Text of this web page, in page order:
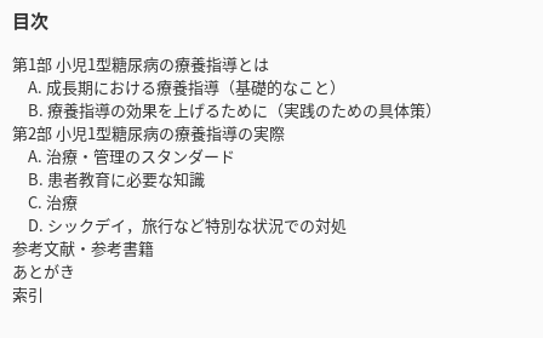
目次
第1部 小児1型糖尿病の療養指導とは
A. 成長期における療養指導（基礎的なこと）
B. 療養指導の効果を上げるために（実践のための具体策）
第2部 小児1型糖尿病の療養指導の実際
A. 治療・管理のスタンダード
B. 患者教育に必要な知識
C. 治療
D. シックデイ，旅行など特別な状況での対処
参考文献・参考書籍
あとがき
索引